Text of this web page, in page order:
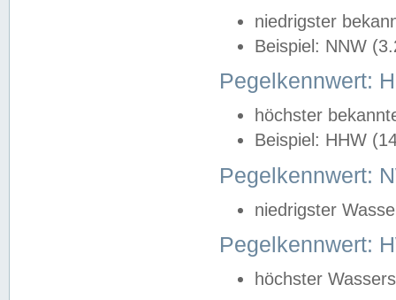
niedrigster
Beispiel: NNW
Pegelkennwert:
höchster
Beispiel: HHW
Pegelkennwert:
niedrigster
Pegelkennwert:
höchster